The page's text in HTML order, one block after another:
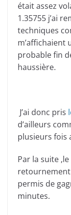
était assez
1.35755 j’ai
techniques
m’affichaient
probable fin
haussière.
J’ai donc pris
d’ailleurs
plusieurs fois
Par la suite
retournement
permis de
minutes.